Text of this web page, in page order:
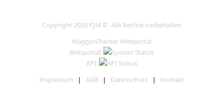
Copyright 2026 PJM © Alle Rechte vorbehalten
WaggonTracker Webportal
Webportal:
API:
Impressum | AGB| Datenschutz| Kontakt